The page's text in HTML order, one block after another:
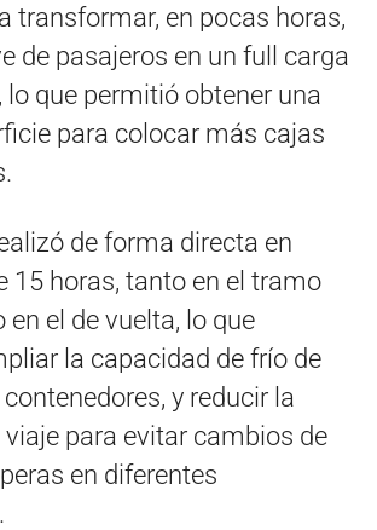
transformar, en pocas horas,
de pasajeros en un full carga
lo que permitió obtener una
para colocar más cajas
de forma directa en
15 horas, tanto en el tramo
en el de vuelta, lo que
la capacidad de frío de
y reducir la
para evitar cambios de
en diferentes